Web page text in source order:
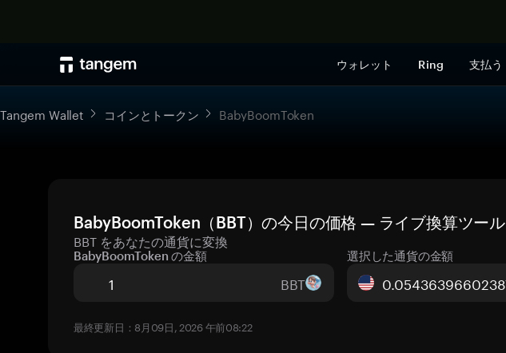
ウォレット Ring 支払う
Tangem Wallet コインとトークン BabyBoomToken
BabyBoomToken（BBT）の今日の価格 — ライブ換算ツール
BBT をあなたの通貨に変換
BabyBoomToken の金額
BBT
選択した通貨の金額
最終更新日：8月09日, 2026 午前08:22